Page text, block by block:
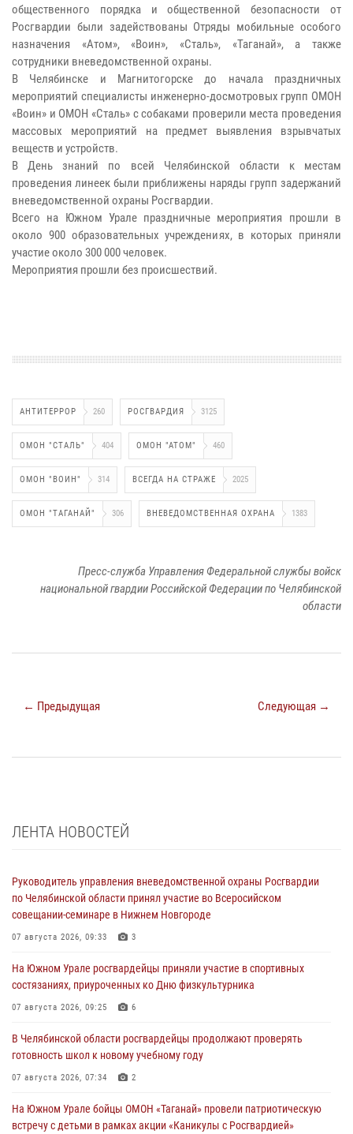
общественного порядка и общественной безопасности от
Росгвардии были задействованы Отряды мобильные особого
назначения «Атом», «Воин», «Сталь», «Таганай», а также
сотрудники вневедомственной охраны.
В Челябинске и Магнитогорске до начала праздничных
мероприятий специалисты инженерно-досмотровых групп ОМОН
«Воин» и ОМОН «Сталь» с собаками проверили места проведения
массовых мероприятий на предмет выявления взрывчатых
веществ и устройств.
В День знаний по всей Челябинской области к местам
проведения линеек были приближены наряды групп задержаний
вневедомственной охраны Росгвардии.
Всего на Южном Урале праздничные мероприятия прошли в
около 900 образовательных учреждениях, в которых приняли
участие около 300 000 человек.
Мероприятия прошли без происшествий.
АНТИТЕРРОР 260 РОСГВАРДИЯ 3125
ОМОН "СТАЛЬ" 404 ОМОН "АТОМ" 460
ОМОН "ВОИН" 314 ВСЕГДА НА СТРАЖЕ 2025
ОМОН "ТАГАНАЙ" 306 ВНЕВЕДОМСТВЕННАЯ ОХРАНА 1383
Пресс-служба Управления Федеральной службы войск
национальной гвардии Российской Федерации по Челябинской
области
← Предыдущая Следующая →
ЛЕНТА НОВОСТЕЙ
Руководитель управления вневедомственной охраны Росгвардии
по Челябинской области принял участие во Всеросийском
совещании-семинаре в Нижнем Новгороде
07 августа 2026, 09:33 3
На Южном Урале росгвардейцы приняли участие в спортивных
состязаниях, приуроченных ко Дню физкультурника
07 августа 2026, 09:25 6
В Челябинской области росгвардейцы продолжают проверять
готовность школ к новому учебному году
07 августа 2026, 07:34 2
На Южном Урале бойцы ОМОН «Таганай» провели патриотическую
встречу с детьми в рамках акции «Каникулы с Росгвардией»